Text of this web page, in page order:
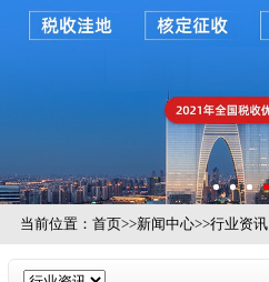
当前位置： 首页>>新闻中心>>行业资讯